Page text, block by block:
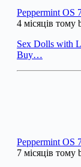
Peppermint
4 місяців
Sex Dolls with
Buy…
Peppermint
7 місяців тому